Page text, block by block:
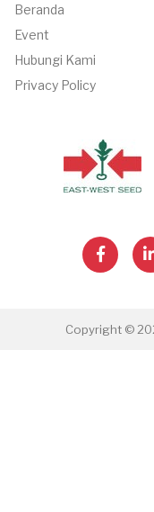
Beranda
Event
Hubungi Kami
Privacy Policy
Copyright ©